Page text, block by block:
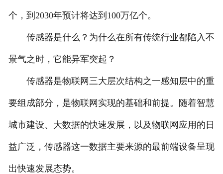
个，到2030年预计将达到100万亿个。
传感器是什么？为什么在所有传统行业都陷入不
景气之时，它能异军突起？
传感器是物联网三大层次结构之一感知层中的重
要组成部分，是物联网实现的基础和前提。随着智慧
城市建设、大数据的快速发展，以及物联网应用的日
益广泛，传感器这一数据主要来源的最前端设备呈现
出快速发展态势。